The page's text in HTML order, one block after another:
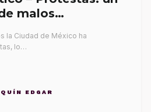
malos
la Ciudad de México ha
lo…
EDGAR